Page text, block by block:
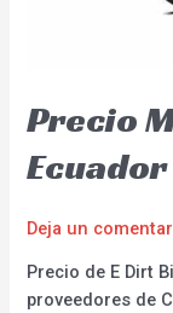
Precio
Ecuador
Deja un
Precio de E Dirt
proveedores de